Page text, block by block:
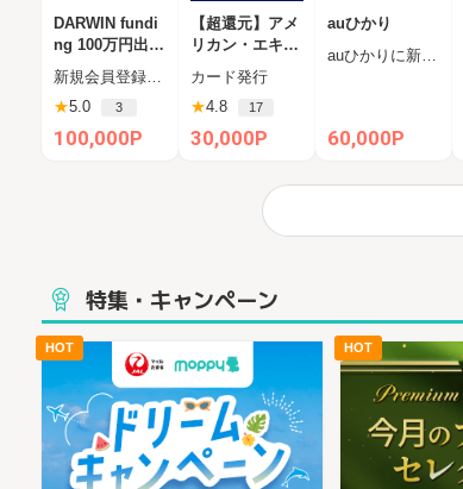
DARWIN fundi
ng 100万円出資
完了（ダーウィ
ンファンディン
グ）
新規会員登録後、60日以内の新規投資完了（一括100万円）
★5.0 3
100,000P
【超還元】アメ
リカン・エキス
プレス・ビジネ
ス・ゴールド・
カード
カード発行
★4.8 17
30,000P
auひかり
auひかりに新規お申し込みし、半年以内に開通完了された方
60,000P
特集・キャンペーン
HOT HOT